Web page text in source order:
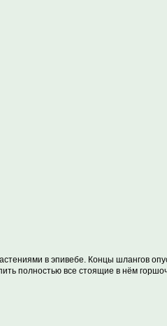
в эпивебе. Концы шлангов
полностью все стоящие в нём